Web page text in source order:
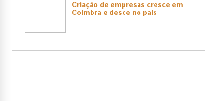
Criação de empresas cresce em
Coimbra e desce no país